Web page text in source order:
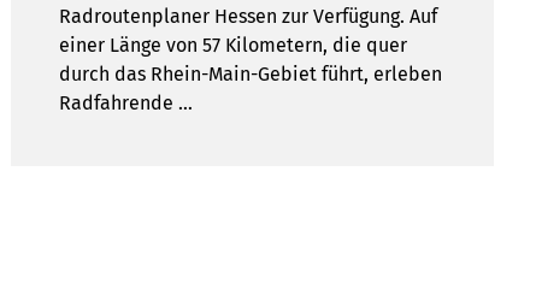
Radroutenplaner Hessen zur Verfügung. Auf
einer Länge von 57 Kilometern, die quer
durch das Rhein-Main-Gebiet führt, erleben
Radfahrende …